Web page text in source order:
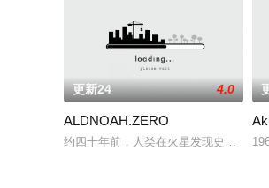
更新24 4.0
ALDNOAH.ZERO
约四十年前，人类在火星发现史前文明